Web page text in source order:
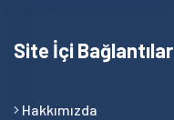
Site İçi Bağlantılar
Hakkımızda